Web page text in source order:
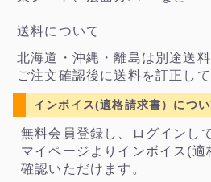
送料について
北海道・沖縄・離島は別途送料
ご注文確認後に送料を訂正し
インボイス(適格請求書）につい
無料会員登録し、ログインし
マイページよりインボイス(
確認いただけます。